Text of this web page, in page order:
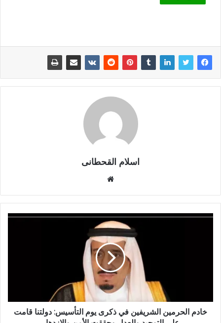
اسلام القحطانى
ق
ع
ا
ل
و
ب
خادم الحرمين الشريفين في ذكرى يوم التأسيس: دولتنا قامت